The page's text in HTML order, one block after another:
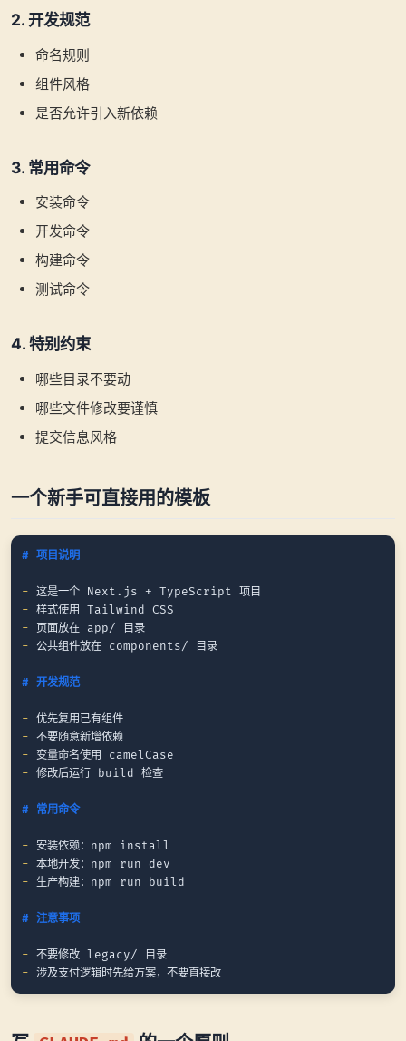
2. 开发规范
命名规则
组件风格
是否允许引入新依赖
3. 常用命令
安装命令
开发命令
构建命令
测试命令
4. 特别约束
哪些目录不要动
哪些文件修改要谨慎
提交信息风格
一个新手可直接用的模板
# 项目说明
-
-
-
- 公共组件放在 components/ 目录
# 开发规范
-
-
-
- 修改后运行 build 检查
# 常用命令
-
-
- 生产构建：npm run build
# 注意事项
-
-